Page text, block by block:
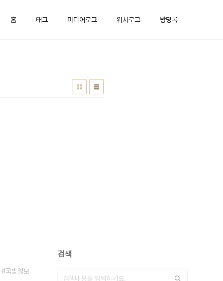
홈 태그 미디어로그 위치로그 방명록
국방일보
검색